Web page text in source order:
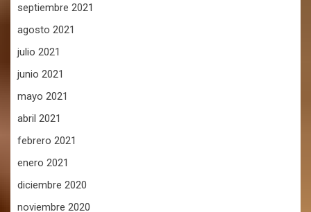
septiembre 2021
agosto 2021
julio 2021
junio 2021
mayo 2021
abril 2021
febrero 2021
enero 2021
diciembre 2020
noviembre 2020